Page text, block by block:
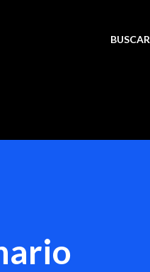
BUSCAR